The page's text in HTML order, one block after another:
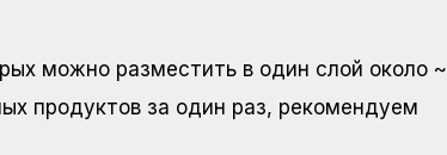
можно разместить в один слой около ~
продуктов за один раз, рекомендуем